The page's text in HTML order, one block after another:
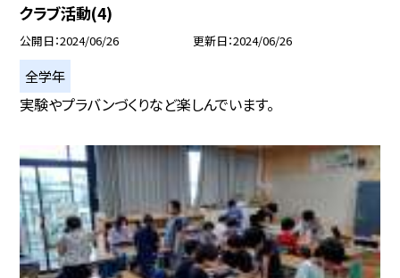
クラブ活動(4)
公開日 2024/06/26 更新日 2024/06/26
全学年
実験やプラバンづくりなど楽しんでいます。